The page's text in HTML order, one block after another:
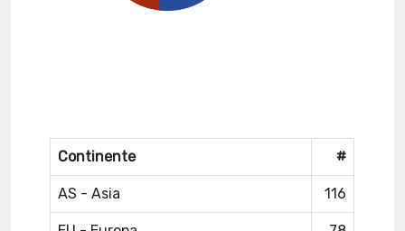
Continente #
AS - Asia 116